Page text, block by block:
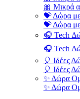
🎀 Μικρά
💝 Δώρα
💝 Δώρα
🎧 Tech
🎧 Tech
🎈 Ιδέες
🎈 Ιδέες
✨ Δώρα
✨ Δώρα